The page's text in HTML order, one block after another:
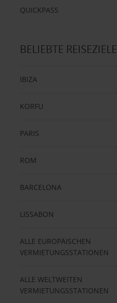
QUICKPASS
BELIEBTE REISEZIELE
IBIZA
KORFU
PARIS
ROM
BARCELONA
LISSABON
ALLE EUROPÄISCHEN
VERMIETUNGSSTATIONEN
ALLE WELTWEITEN
VERMIETUNGSSTATIONEN